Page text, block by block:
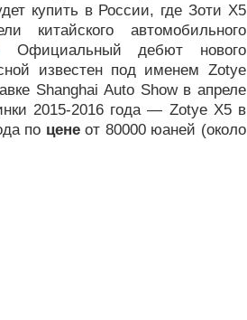
купить в России, где Зоти Х5
китайского автомобильного
Официальный дебют нового
известен под именем Zotye
Shanghai Auto Show в апреле
2015-2016 года — Zotye X5 в
по ценеот 80000 юаней (около